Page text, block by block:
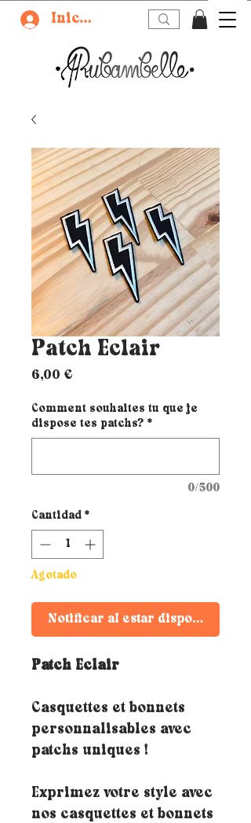
Iniciar sesión
Patch Eclair
6,00 €
Comment souhaites tu que je
dispose tes patchs? *
0/500
Cantidad *
Agotado
Notificar al estar disponible
Patch Eclair
Casquettes et bonnets
personnalisables avec
patchs uniques !
Exprimez votre style avec
nos casquettes et bonnets